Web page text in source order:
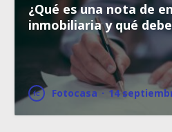
¿Qué es una nota de
inmobiliaria y qué
Fotocasa · 14